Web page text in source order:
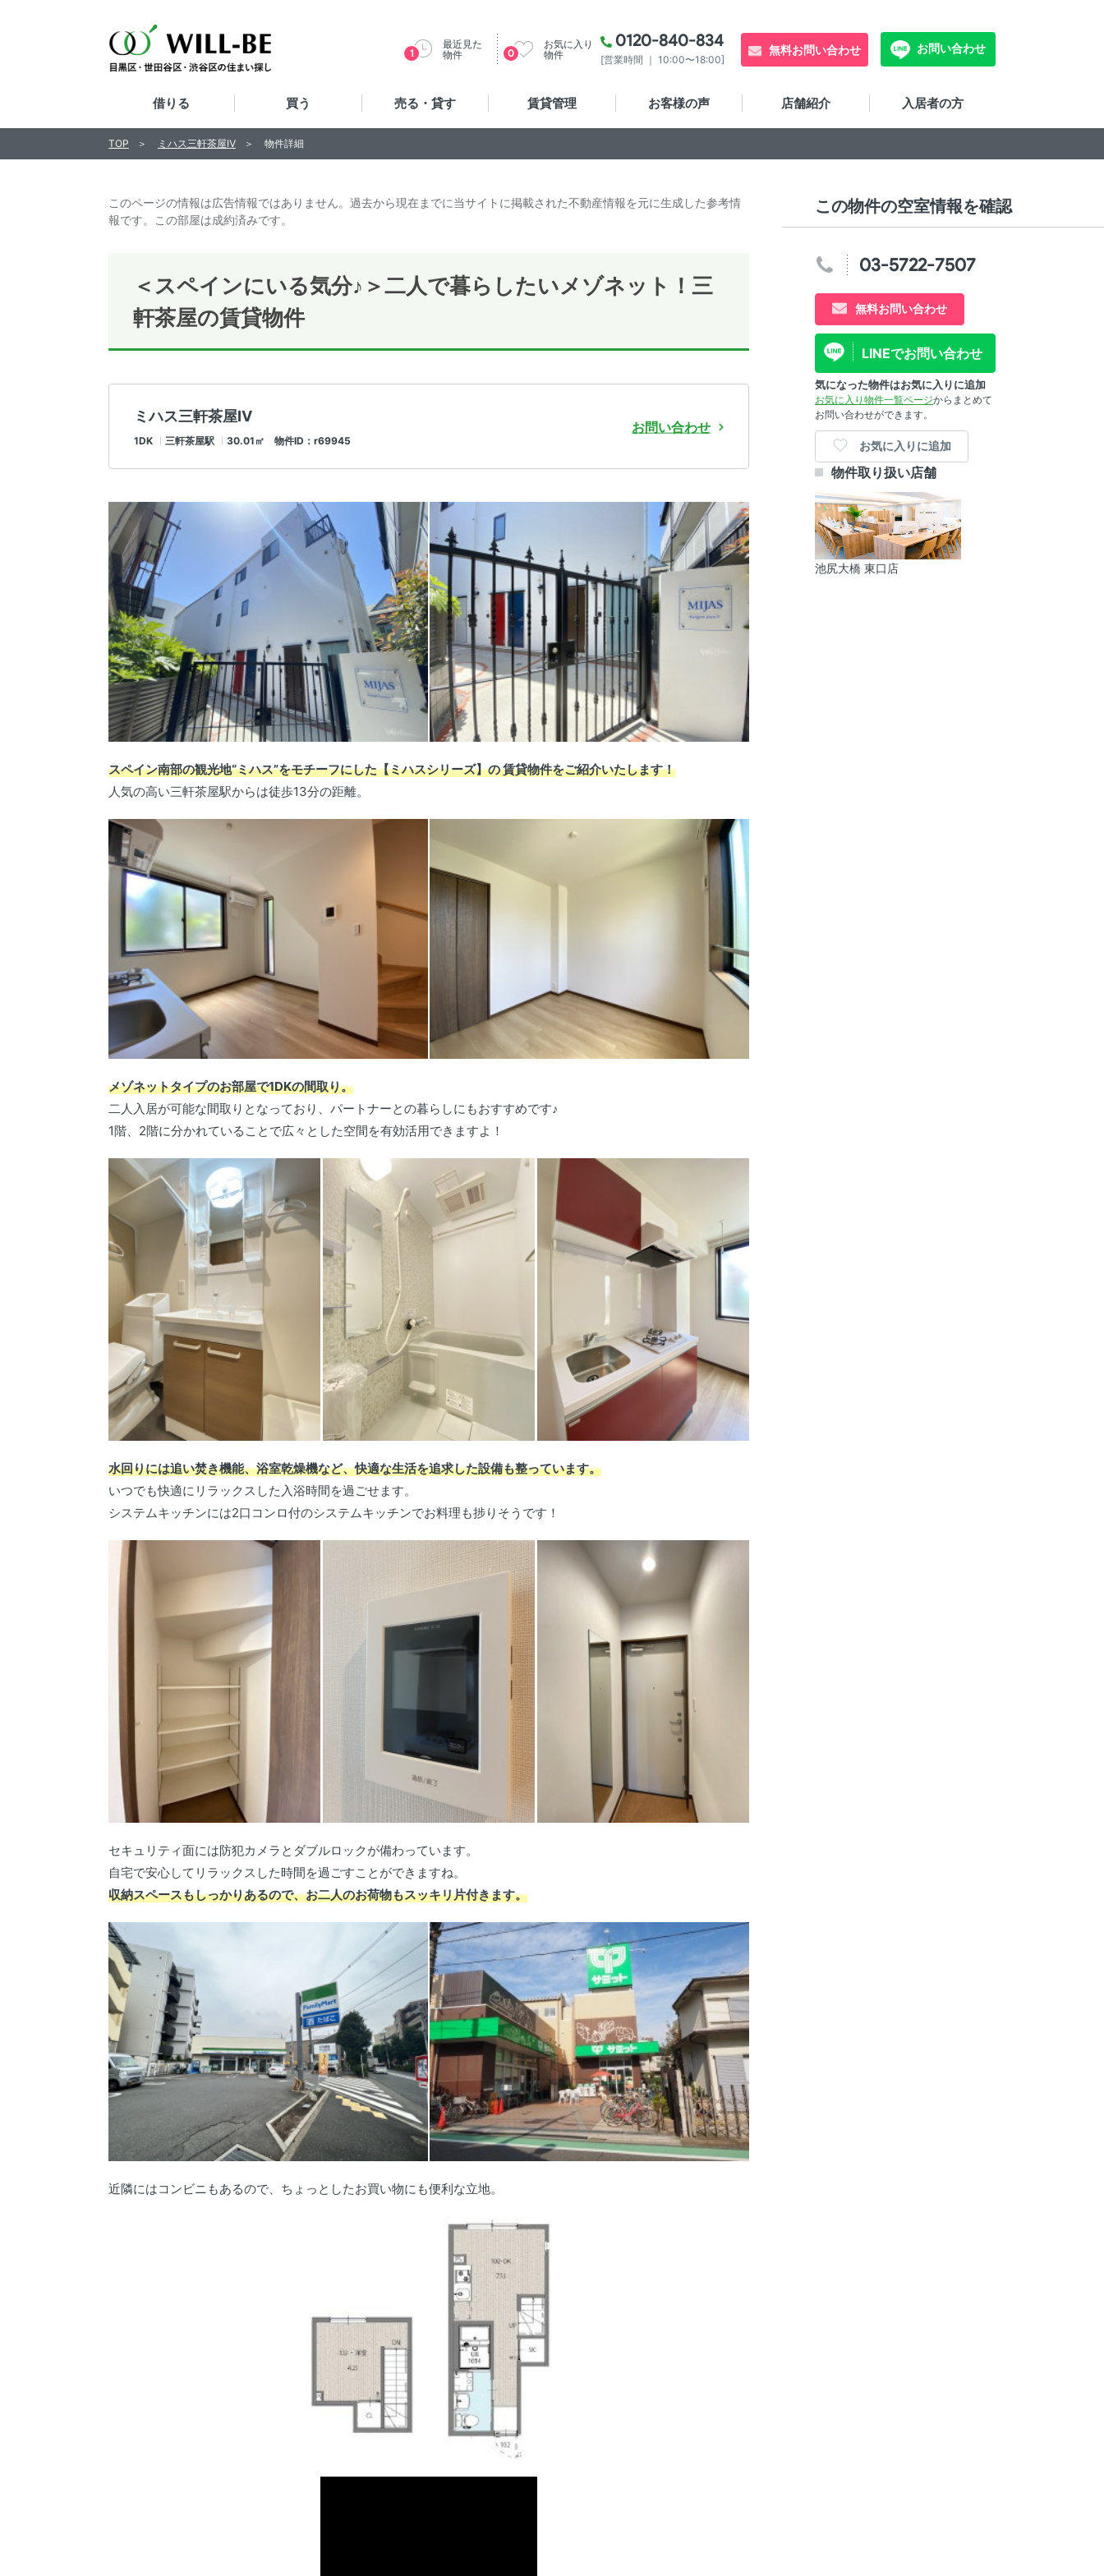
0120-840-834
[営業時間 ｜ 10:00〜18:00]
無料お問い合わせ お問い合わせ
最近見た
物件
1
お気に入り
物件
0
借りる 買う 売る・貸す 賃貸管理 お客様の声 店舗紹介 入居者の方
このページの情報は広告情報ではありません。過去から現在までに当サイトに掲載された不動産情報を元に生成した参考情
報です。この部屋は成約済みです。
＜スペインにいる気分♪＞二人で暮らしたいメゾネット！三
軒茶屋の賃貸物件
ミハス三軒茶屋Ⅳ
1DK 三軒茶屋駅 30.01㎡ 物件ID：r69945
お問い合わせ
スペイン南部の観光地“ミハス”をモチーフにした【ミハスシリーズ】の 賃貸物件をご紹介いたします！
人気の高い三軒茶屋駅からは徒歩13分の距離。
メゾネットタイプのお部屋で1DKの間取り。
二人入居が可能な間取りとなっており、パートナーとの暮らしにもおすすめです♪
1階、2階に分かれていることで広々とした空間を有効活用できますよ！
水回りには追い焚き機能、浴室乾燥機など、快適な生活を追求した設備も整っています。
いつでも快適にリラックスした入浴時間を過ごせます。
システムキッチンには2口コンロ付のシステムキッチンでお料理も捗りそうです！
セキュリティ面には防犯カメラとダブルロックが備わっています。
自宅で安心してリラックスした時間を過ごすことができますね。
収納スペースもしっかりあるので、お二人のお荷物もスッキリ片付きます。
近隣にはコンビニもあるので、ちょっとしたお買い物にも便利な立地。
この物件の空室情報を確認
03-5722-7507
無料お問い合わせ
LINEでお問い合わせ
気になった物件はお気に入りに追加
お気に入り物件一覧ページからまとめて
お問い合わせができます。
お気に入りに追加
物件取り扱い店舗
池尻大橋 東口店
TOP ミハス三軒茶屋Ⅳ 物件詳細